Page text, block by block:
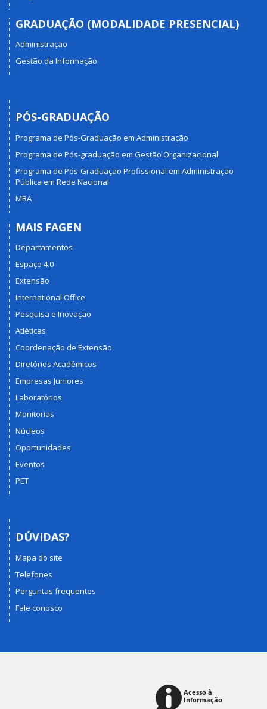
GRADUAÇÃO (MODALIDADE PRESENCIAL)
Administração
Gestão da Informação
PÓS-GRADUAÇÃO
Programa de Pós-Graduação em Administração
Programa de Pós-graduação em Gestão Organizacional
Programa de Pós-Graduação Profissional em Administração
Pública em Rede Nacional
MBA
MAIS FAGEN
Departamentos
Espaço 4.0
Extensão
International Office
Pesquisa e Inovação
Atléticas
Coordenação de Extensão
Diretórios Acadêmicos
Empresas Juniores
Laboratórios
Monitorias
Núcleos
Oportunidades
Eventos
PET
DÚVIDAS?
Mapa do site
Telefones
Perguntas frequentes
Fale conosco